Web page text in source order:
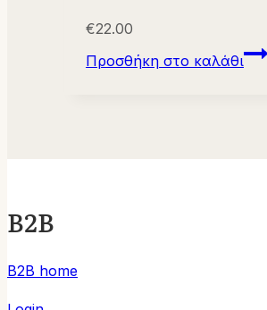
€22.00
Προσθήκη στο καλάθι
B2B
B2B home